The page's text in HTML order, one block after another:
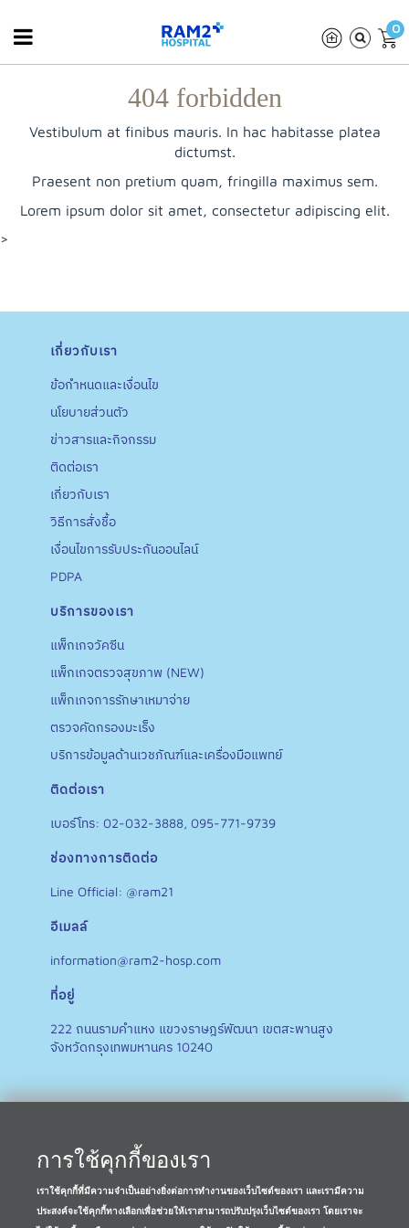
0
404 forbidden
Vestibulum at finibus mauris. In hac habitasse platea
dictumst.
Praesent non pretium quam, fringilla maximus sem.
Lorem ipsum dolor sit amet, consectetur adipiscing elit.
>
เกี่ยวกับเรา
ข้อกำหนดและเงื่อนไข
นโยบายส่วนตัว
ข่าวสารและกิจกรรม
ติดต่อเรา
เกี่ยวกับเรา
วิธีการสั่งชื้อ
เงื่อนไขการรับประกันออนไลน์
PDPA
บริการของเรา
แพ็กเกจวัคซีน
แพ็กเกจตรวจสุขภาพ (NEW)
แพ็กเกจการรักษาเหมาจ่าย
ตรวจคัดกรองมะเร็ง
บริการข้อมูลด้านเวชภัณฑ์และเครื่องมือแพทย์
ติดต่อเรา
เบอร์โทร: 02-032-3888, 095-771-9739
ช่องทางการติดต่อ
Line Official: @ram21
อีเมลล์
information@ram2-hosp.com
ที่อยู่
222 ถนนรามคำแหง แขวงราษฎร์พัฒนา เขตสะพานสูง
จังหวัดกรุงเทพมหานคร 10240
การใช้คุกกี้ของเรา
เราใช้คุกกี้ที่มีความจำเป็นอย่างยิ่งต่อการทำงานของเว็บไซต์ของเรา และเรามีความ
ประสงค์จะใช้คุกกี้ทางเลือกเพื่อช่วยให้เราสามารถปรับปรุงเว็บไซต์ของเรา โดยเราจะ